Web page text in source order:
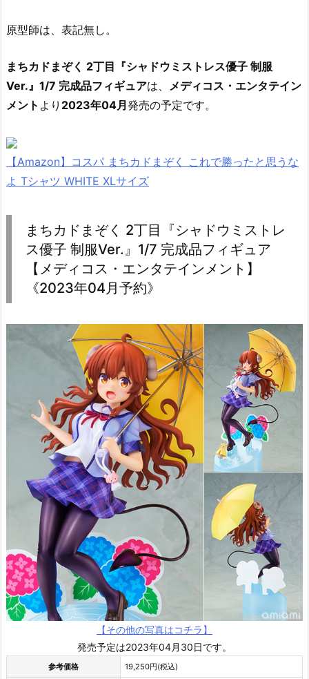
原型師は、表記無し。
まちカドまぞく 2丁目『シャドウミストレス優子 制服
Ver.』1/7 完成品フィギュアは、 メディコス・エンタテイン
メント より 2023年04月 発売の予定です。
【Amazon】コスパ まちカドまぞく これで勝ったと思うな
よ Tシャツ WHITE XLサイズ
まちカドまぞく 2丁目『シャドウミストレ
ス優子 制服Ver.』1/7 完成品フィギュア
【メディコス・エンタテインメント】
《2023年04月予約》
【その他の写真はコチラ】
発売予定は2023年04月30日です。
参考価格 19,250円(税込)